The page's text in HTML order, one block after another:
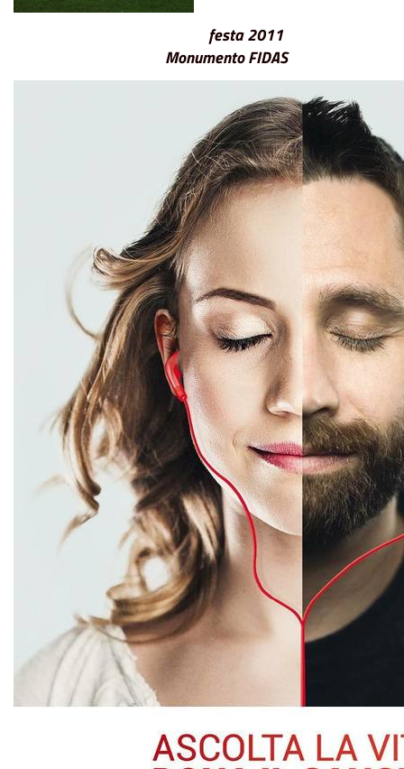
festa 2011
Monumento FIDAS